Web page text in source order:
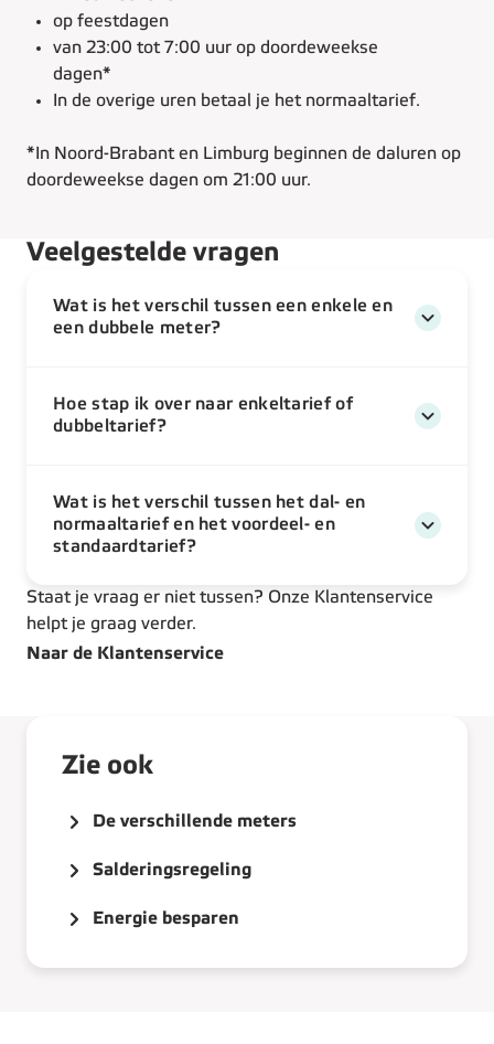
op feestdagen
van 23:00 tot 7:00 uur op doordeweekse
dagen*
In de overige uren betaal je het normaaltarief.
*In Noord-Brabant en Limburg beginnen de daluren op
doordeweekse dagen om 21:00 uur.
Veelgestelde vragen
Wat is het verschil tussen een enkele en
een dubbele meter?
Hoe stap ik over naar enkeltarief of
dubbeltarief?
Wat is het verschil tussen het dal- en
normaaltarief en het voordeel- en
standaardtarief?
Staat je vraag er niet tussen? Onze Klantenservice
helpt je graag verder.
Naar de Klantenservice
Zie ook
De verschillende meters
Salderingsregeling
Energie besparen